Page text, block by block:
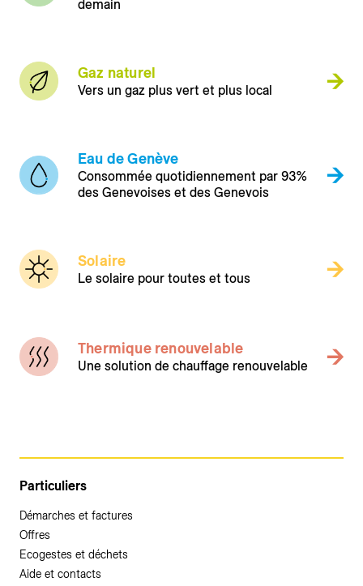
demain
Gaz naturel
Vers un gaz plus vert et plus local
Eau de Genève
Consommée quotidiennement par 93%
des Genevoises et des Genevois
Solaire
Le solaire pour toutes et tous
Thermique renouvelable
Une solution de chauffage renouvelable
Particuliers
Démarches et factures
Offres
Ecogestes et déchets
Aide et contacts